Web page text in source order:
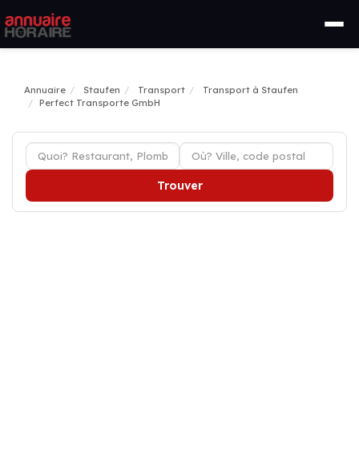
Annuaire Staufen Transport
Transport à Staufen
Perfect Transporte GmbH
Trouver